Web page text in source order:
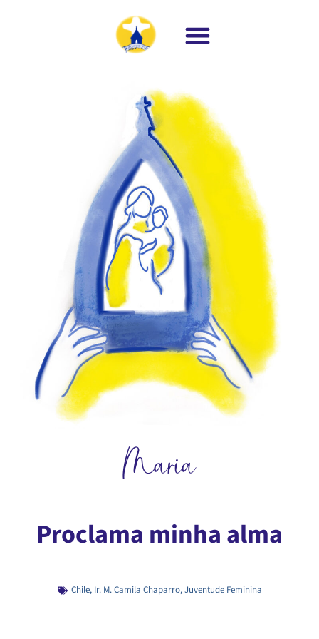
Maria
Proclama minha alma
Chile, Ir. M. Camila Chaparro,Juventude Feminina